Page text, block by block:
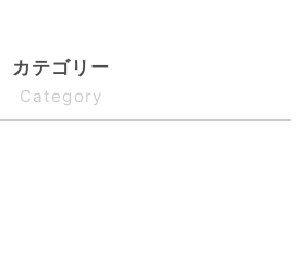
カテゴリー
Category